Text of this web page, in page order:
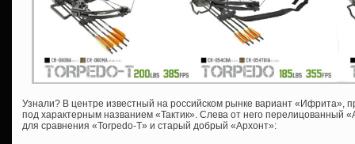
Узнали? В центре известный на российском рынке вариант «Ифрита»,
под характерным названием «Тактик». Слева от него перелицованный
для сравнения «Torpedo-T» и старый добрый «Архонт»: